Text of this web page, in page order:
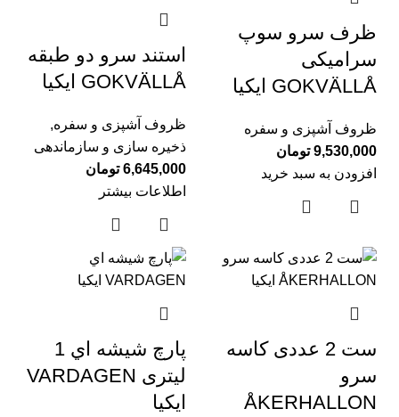
ظرف سرو سوپ
سرامیکی
GOKVÄLLÅ ایکیا
ظروف آشپزی و سفره
9,530,000 تومان
افزودن به سبد خرید
استند سرو دو طبقه
GOKVÄLLÅ ایکیا
ظروف آشپزی و سفره,
ذخیره سازی و سازماندهی
6,645,000 تومان
اطلاعات بیشتر
ست 2 عددی کاسه
سرو
ÅKERHALLON
پارچ شيشه اي 1
لیتری VARDAGEN
ايكيا